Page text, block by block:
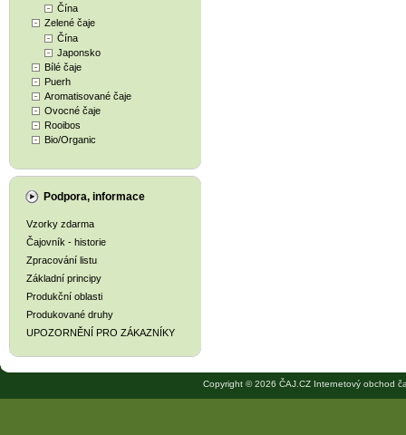
Čína
Zelené čaje
Čína
Japonsko
Bílé čaje
Puerh
Aromatisované čaje
Ovocné čaje
Rooibos
Bio/Organic
Podpora, informace
Vzorky zdarma
Čajovník - historie
Zpracování listu
Základní principy
Produkční oblasti
Produkované druhy
UPOZORNĚNÍ PRO ZÁKAZNÍKY
Copyright © 2026 ČAJ.CZ Internetový obchod